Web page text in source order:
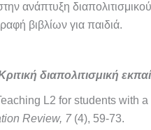
ανάπτυξη
βιβλίων για παιδιά.
διαπολιτισμική
L2 for students with
Review, 7 (4), 59-73.